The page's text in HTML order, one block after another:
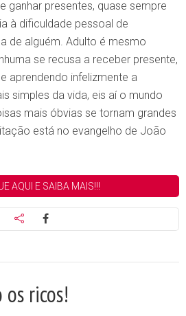
ganhar presentes, quase sempre
à dificuldade pessoal de
de alguém. Adulto é mesmo
se recusa a receber presente,
aprendendo infelizmente a
simples da vida, eis aí o mundo
mais óbvias se tornam grandes
está no evangelho de João
AQUI E SAIBA MAIS!!!
ricos!